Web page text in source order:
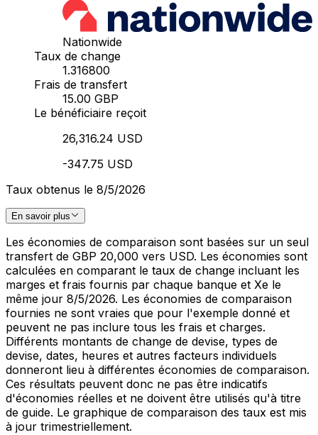
Nationwide
Taux de change
1.316800
Frais de transfert
15.00 GBP
Le bénéficiaire reçoit
26,316.24 USD
-347.75 USD
Taux obtenus le 8/5/2026
En savoir plus
Les économies de comparaison sont basées sur un seul
transfert de GBP 20,000 vers USD. Les économies sont
calculées en comparant le taux de change incluant les
marges et frais fournis par chaque banque et Xe le
même jour 8/5/2026. Les économies de comparaison
fournies ne sont vraies que pour l'exemple donné et
peuvent ne pas inclure tous les frais et charges.
Différents montants de change de devise, types de
devise, dates, heures et autres facteurs individuels
donneront lieu à différentes économies de comparaison.
Ces résultats peuvent donc ne pas être indicatifs
d'économies réelles et ne doivent être utilisés qu'à titre
de guide. Le graphique de comparaison des taux est mis
à jour trimestriellement.